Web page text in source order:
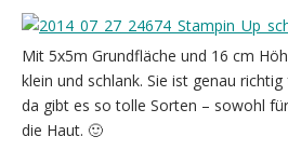
Mit 5x5m Grundfläche und 16 cm
klein und schlank. Sie ist genau
da gibt es so tolle Sorten – sowohl
die Haut. 🙂